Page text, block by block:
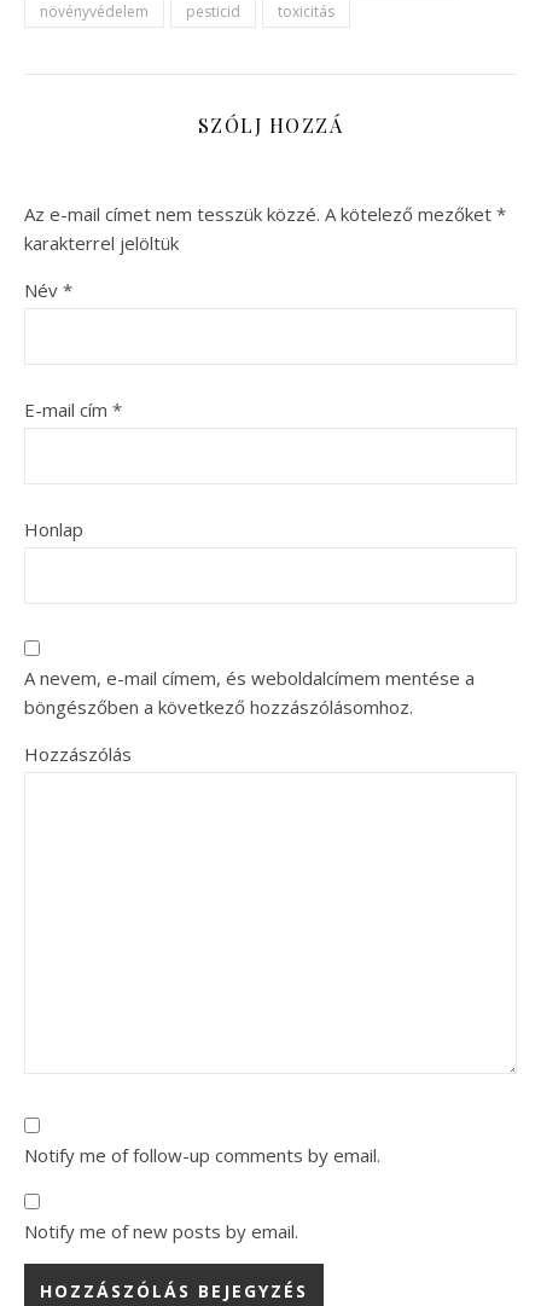
növényvédelem
pesticid toxicitás
SZÓLJ HOZZÁ
Az e-mail címet nem tesszük közzé. A kötelező mezőket *
karakterrel jelöltük
Név *
E-mail cím *
Honlap
A nevem, e-mail címem, és weboldalcímem mentése a
böngészőben a következő hozzászólásomhoz.
Hozzászólás
Notify me of follow-up comments by email.
Notify me of new posts by email.